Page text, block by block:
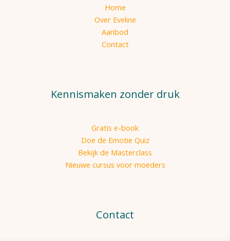
Home
Over Eveline
Aanbod
Contact
Kennismaken zonder druk
Gratis e-book
Doe de Emotie Quiz
Bekijk de Masterclass
Nieuwe cursus voor moeders
Contact